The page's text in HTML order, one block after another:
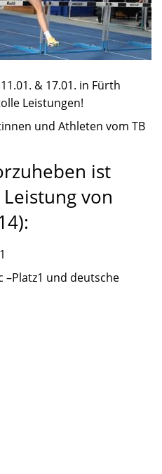
& 17.01. in Fürth
Leistungen!
und Athleten vom TB
ist
von
–Platz1 und deutsche